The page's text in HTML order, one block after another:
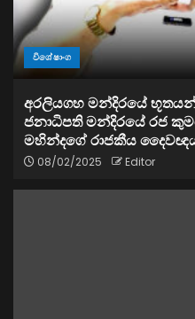
විශේෂාංග
අරලියගහ මන්දිරයේ
ජනාධිපති මන්දිරයේ රජ
මහින්දගේ රාජකීය
08/02/2025 Editor